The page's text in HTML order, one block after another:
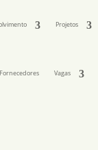
Projetos
Vagas